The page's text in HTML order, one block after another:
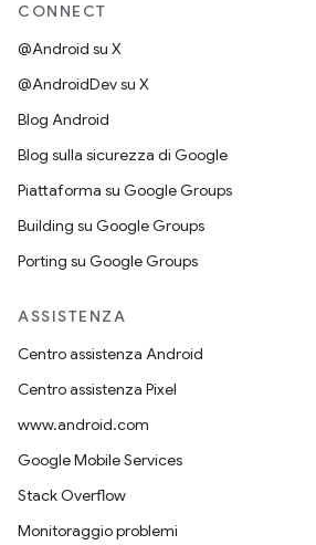
CONNECT
@Android su X
@AndroidDev su X
Blog Android
Blog sulla sicurezza di Google
Piattaforma su Google Groups
Building su Google Groups
Porting su Google Groups
ASSISTENZA
Centro assistenza Android
Centro assistenza Pixel
www.android.com
Google Mobile Services
Stack Overflow
Monitoraggio problemi